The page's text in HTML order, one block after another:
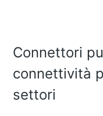
Connettori
connettività
settori